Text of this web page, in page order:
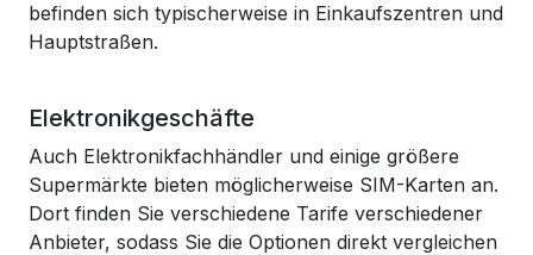
befinden sich typischerweise in Einkaufszentren und
Hauptstraßen.
Elektronikgeschäfte
Auch Elektronikfachhändler und einige größere
Supermärkte bieten möglicherweise SIM-Karten an.
Dort finden Sie verschiedene Tarife verschiedener
Anbieter, sodass Sie die Optionen direkt vergleichen